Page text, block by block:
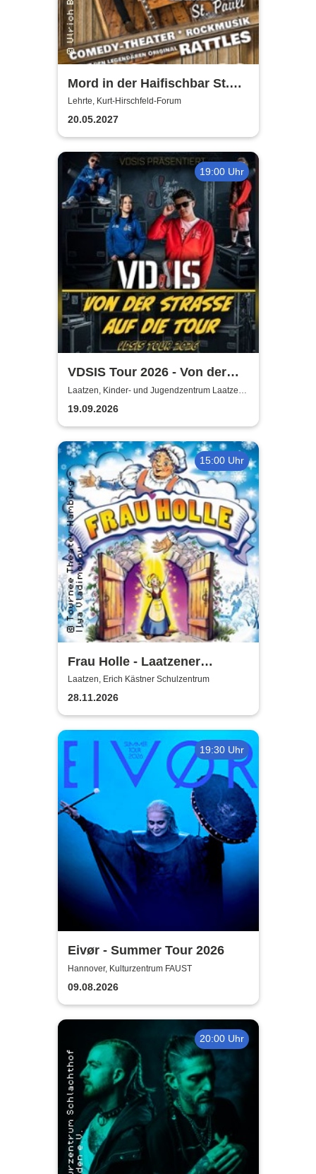
Mord in der Haifischbar St.
Pauli - Theater IK's & The
Rattles - Theater & Musik
Lehrte, Kurt-Hirschfeld-Forum
20.05.2027
19:00 Uhr
VDSIS Tour 2026 - Von der
Strasse auf die Tour
Laatzen, Kinder- und Jugendzentrum Laatzen
KiJuZ
19.09.2026
15:00 Uhr
Frau Holle - Laatzener
Weihnachtsmärchen 2026
Laatzen, Erich Kästner Schulzentrum
28.11.2026
19:30 Uhr
Eivør - Summer Tour 2026
Hannover, Kulturzentrum FAUST
09.08.2026
20:00 Uhr